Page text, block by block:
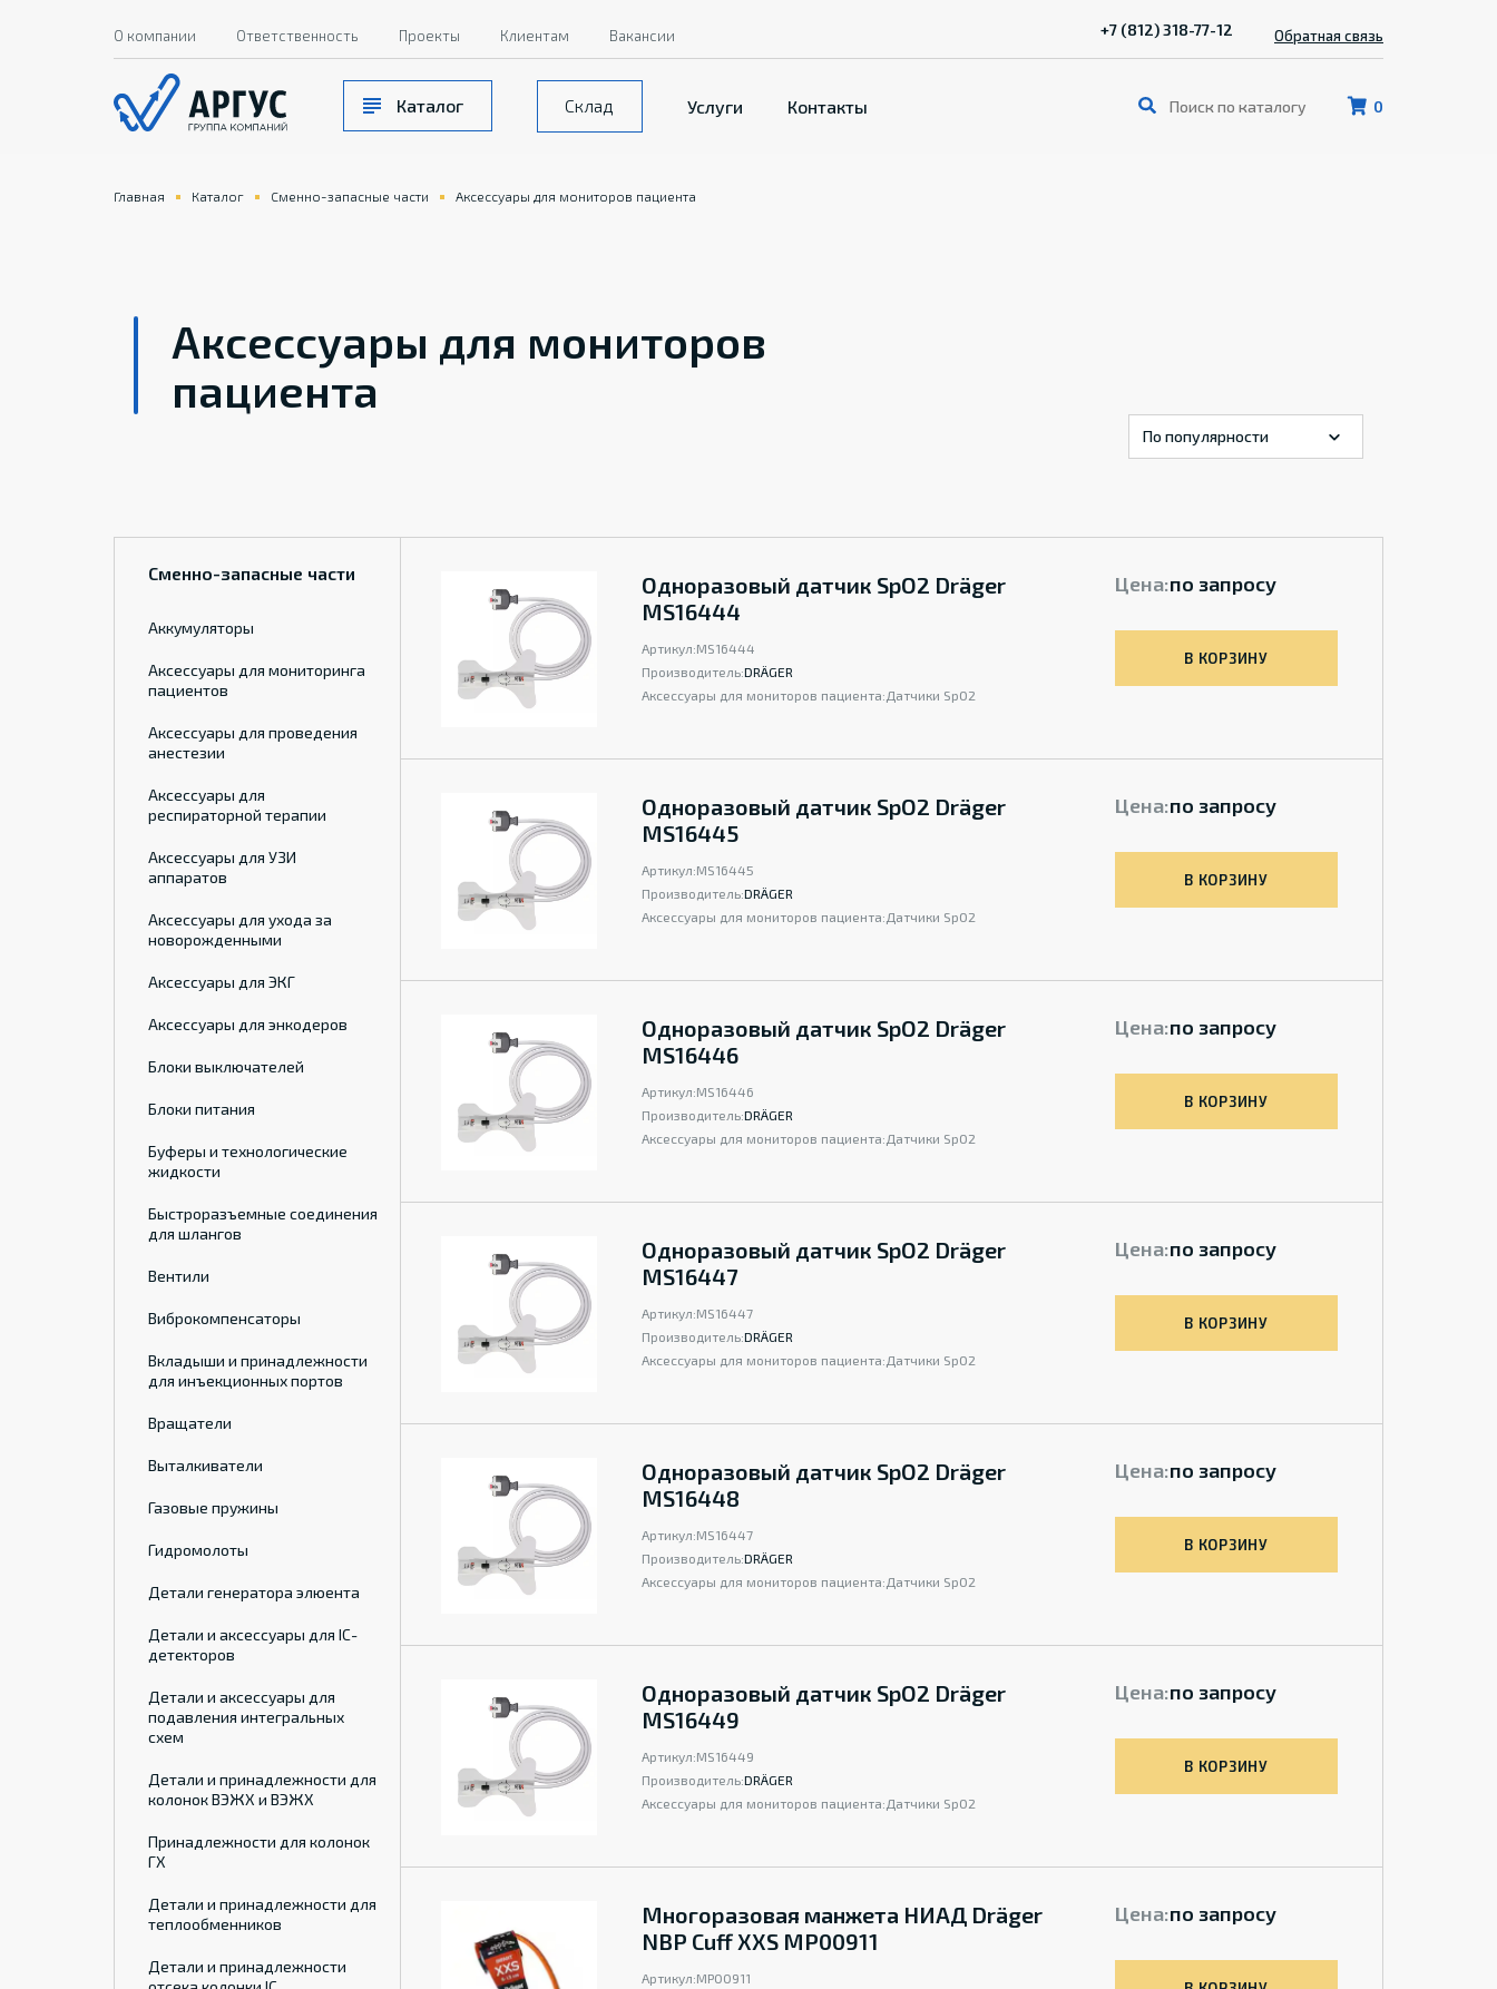
0
Каталог Склад Услуги Контакты
О компании Ответственность Проекты Клиентам Вакансии +7 (812) 318-77-12 Обратная связь
Главная Каталог Сменно-запасные части Аксессуары для мониторов пациента
Аксессуары для мониторов
пациента
Сменно-запасные части
Аккумуляторы
Аксессуары для мониторинга
пациентов
Аксессуары для проведения
анестезии
Аксессуары для
респираторной терапии
Аксессуары для УЗИ
аппаратов
Аксессуары для ухода за
новорожденными
Аксессуары для ЭКГ
Аксессуары для энкодеров
Блоки выключателей
Блоки питания
Буферы и технологические
жидкости
Быстроразъемные соединения
для шлангов
Вентили
Виброкомпенсаторы
Вкладыши и принадлежности
для инъекционных портов
Вращатели
Выталкиватели
Газовые пружины
Гидромолоты
Детали генератора элюента
Детали и аксессуары для IC-
детекторов
Детали и аксессуары для
подавления интегральных
схем
Детали и принадлежности для
колонок ВЭЖХ и ВЭЖХ
Принадлежности для колонок
ГХ
Детали и принадлежности для
теплообменников
Детали и принадлежности
Одноразовый датчик SpO2 Dräger
MS16444
Артикул:MS16444
Производитель:DRÄGER
Аксессуары для мониторов пациента: Датчики SpO2
Цена:по запросу
В КОРЗИНУ
Одноразовый датчик SpO2 Dräger
MS16445
Артикул:MS16445
Производитель:DRÄGER
Аксессуары для мониторов пациента: Датчики SpO2
Цена:по запросу
В КОРЗИНУ
Одноразовый датчик SpO2 Dräger
MS16446
Артикул:MS16446
Производитель:DRÄGER
Аксессуары для мониторов пациента: Датчики SpO2
Цена:по запросу
В КОРЗИНУ
Одноразовый датчик SpO2 Dräger
MS16447
Артикул:MS16447
Производитель:DRÄGER
Аксессуары для мониторов пациента: Датчики SpO2
Цена:по запросу
В КОРЗИНУ
Одноразовый датчик SpO2 Dräger
MS16448
Артикул:MS16447
Производитель:DRÄGER
Аксессуары для мониторов пациента: Датчики SpO2
Цена:по запросу
В КОРЗИНУ
Одноразовый датчик SpO2 Dräger
MS16449
Артикул:MS16449
Производитель:DRÄGER
Аксессуары для мониторов пациента: Датчики SpO2
Цена:по запросу
В КОРЗИНУ
Многоразовая манжета НИАД Dräger
NBP Cuff XXS MP00911
Артикул:MP00911
Цена:по запросу